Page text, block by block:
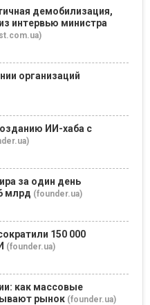
демобилизация,
интервью министра
организаций
ИИ-хаба с
за один день
млрд (founder.ua)
150 000
(founder.ua)
как массовые
рынок (founder.ua)